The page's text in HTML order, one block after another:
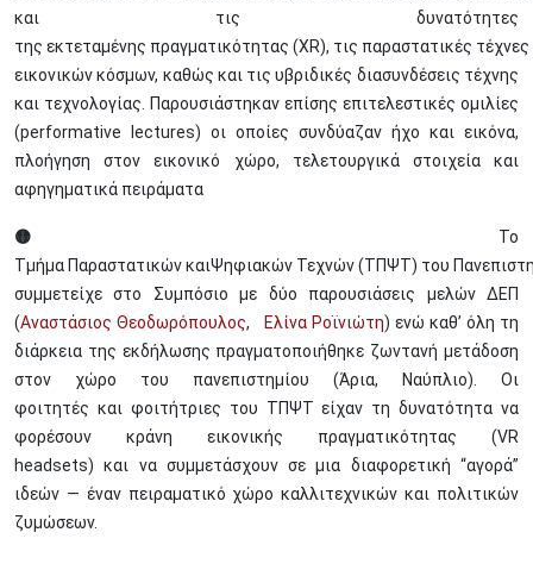
και τις δυνατότητες
της εκτεταμένης πραγματικότητας (XR), τις παραστατικές τέχνες
εικονικών κόσμων, καθώς και τις υβριδικές διασυνδέσεις τέχνης
και τεχνολογίας. Παρουσιάστηκαν επίσης επιτελεστικές ομιλίες
(performative lectures) οι οποίες συνδύαζαν ήχο και εικόνα,
πλοήγηση στον εικονικό χώρο, τελετουργικά στοιχεία και
αφηγηματικά πειράματα
🟡 Το
Τμήμα Παραστατικών καιΨηφιακών Τεχνών (ΤΠΨΤ) του
συμμετείχε στο Συμπόσιο με δύο παρουσιάσεις μελών ΔΕΠ
(Αναστάσιος Θεοδωρόπουλος, Ελίνα Ροϊνιώτη) ενώ καθ’ όλη τη
διάρκεια της εκδήλωσης πραγματοποιήθηκε ζωντανή μετάδοση
στον χώρο του πανεπιστημίου (Άρια, Ναύπλιο). Οι
φοιτητές και φοιτήτριες του ΤΠΨΤ είχαν τη δυνατότητα να
φορέσουν κράνη εικονικής πραγματικότητας (VR
headsets) και να συμμετάσχουν σε μια διαφορετική “αγορά”
ιδεών — έναν πειραματικό χώρο καλλιτεχνικών και πολιτικών
ζυμώσεων.